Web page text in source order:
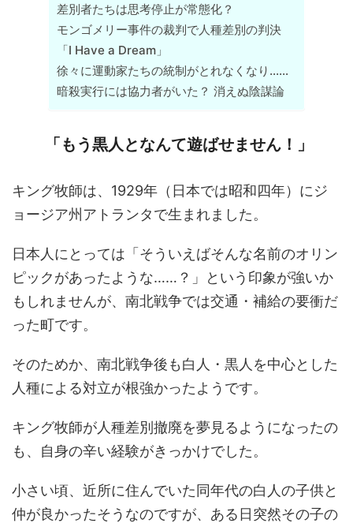
差別者たちは思考停止が常態化？
モンゴメリー事件の裁判で人種差別の判決
「I Have a Dream」
徐々に運動家たちの統制がとれなくなり……
暗殺実行には協力者がいた？ 消えぬ陰謀論
「もう黒人となんて遊ばせません！」
キング牧師は、1929年（日本では昭和四年）にジ
ョージア州アトランタで生まれました。
日本人にとっては「そういえばそんな名前のオリン
ピックがあったような……？」という印象が強いか
もしれませんが、南北戦争では交通・補給の要衝だ
った町です。
そのためか、南北戦争後も白人・黒人を中心とした
人種による対立が根強かったようです。
キング牧師が人種差別撤廃を夢見るようになったの
も、自身の辛い経験がきっかけでした。
小さい頃、近所に住んでいた同年代の白人の子供と
仲が良かったそうなのですが、ある日突然その子の